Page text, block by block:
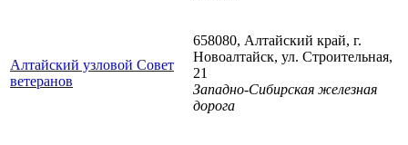
Алтайский узловой Совет
ветеранов
658080, Алтайский край, г.
Новоалтайск, ул. Строительная,
21
Западно-Сибирская железная
дорога